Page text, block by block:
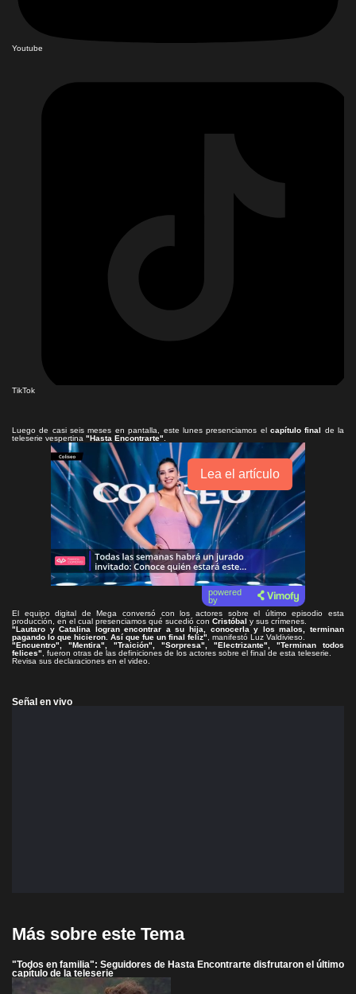
Youtube
TikTok
Luego de casi seis meses en pantalla, este lunes presenciamos el capítulo final de la
teleserie vespertina "Hasta Encontrarte"
Lea el artículo
powered
by
El equipo digital de Mega conversó con los actores sobre el último episodio esta
producción, en el cual presenciamos qué sucedió con Cristóbal y sus crímenes.
"Lautaro y Catalina logran encontrar a su hija, conocerla y los malos, terminan
pagando lo que hicieron. Así que fue un final feliz" , manifestó Luz Valdivieso.
"Encuentro", "Mentira", "Traición", "Sorpresa", "Electrizante", "Terminan todos
felices" , fueron otras de las definiciones de los actores sobre el final de esta teleserie.
Revisa sus declaraciones en el video.
Señal en vivo
Más sobre este Tema
"Todos en familia": Seguidores de Hasta Encontrarte disfrutaron el último
capítulo de la teleserie